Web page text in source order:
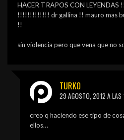
HACER TRAPOS CON LEYENDAS
!!!!!!!!!!!!! dr gallina !! mauro mas
!!
sin violencia pero que vena que no
TURKO
29 AGOSTO, 2012 A LAS
creo q haciendo ese tipo de
ellos…